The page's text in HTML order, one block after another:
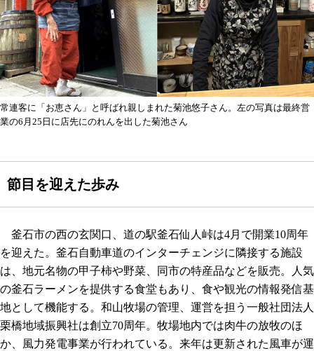
常連客に「お恵さん」と呼ばれ親しまれた菊池悠子さん。左の写真は最終営
業の6月25日に店先にのれんを出した菊池さん
節目を迎えた歩み
釜石市の西の玄関口、道の駅釜石仙人峠は4月で開業10周年
を迎えた。釜石自動車道のインターチェンジに隣接する施設
は、地元名物の甲子柿や野菜、同市の特産品などを販売。人気
の釜石ラーメンを提供する食堂もあり、食や観光の情報発信基
地として機能する。和山牧場の管理、運営を担う一般社団法人
栗橋地域振興社は創立70周年。牧場地内では肉牛の放牧のほ
か、風力発電事業が行われている。来年は更新された風車が運